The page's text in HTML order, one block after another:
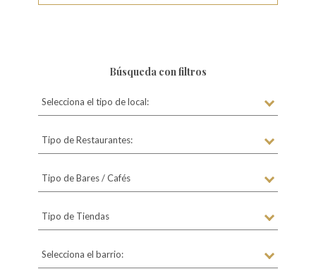
Búsqueda con filtros
Selecciona el tipo de local:
Tipo de Restaurantes:
Tipo de Bares / Cafés
Tipo de Tiendas
Selecciona el barrio: